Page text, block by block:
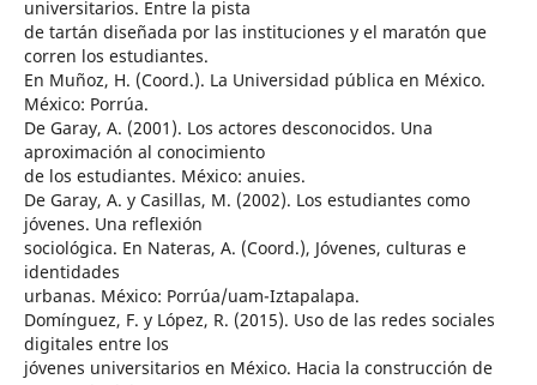
universitarios. Entre la pista
de tartán diseñada por las instituciones y el maratón que
corren los estudiantes.
En Muñoz, H. (Coord.). La Universidad pública en México.
México: Porrúa.
De Garay, A. (2001). Los actores desconocidos. Una
aproximación al conocimiento
de los estudiantes. México: anuies.
De Garay, A. y Casillas, M. (2002). Los estudiantes como
jóvenes. Una reflexión
sociológica. En Nateras, A. (Coord.), Jóvenes, culturas e
identidades
urbanas. México: Porrúa/uam-Iztapalapa.
Domínguez, F. y López, R. (2015). Uso de las redes sociales
digitales entre los
jóvenes universitarios en México. Hacia la construcción de